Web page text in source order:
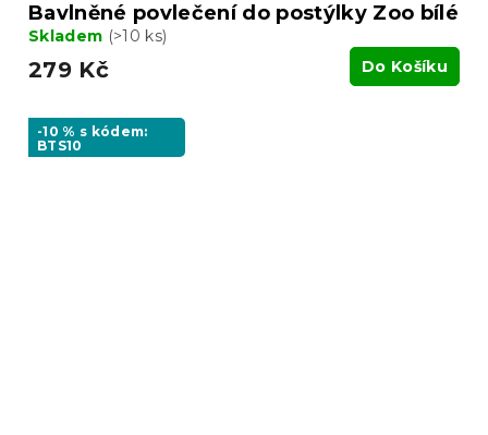
Bavlněné povlečení do postýlky Zoo bílé
Skladem (>10 ks)
279 Kč Do Košíku
-10 % s kódem:
BTS10